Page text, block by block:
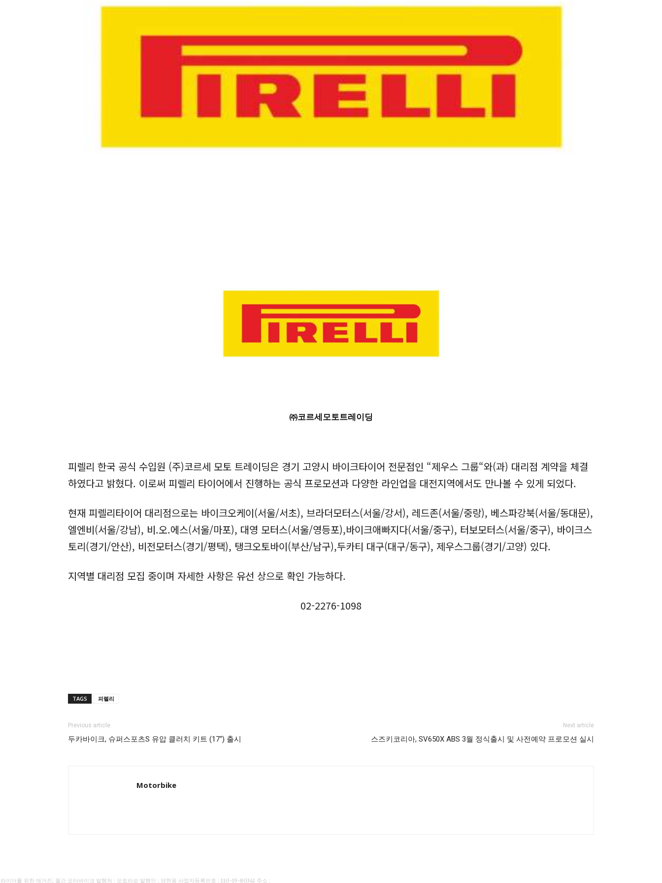
㈜코르세모토트레이딩
피렐리 한국 공식 수입원 (주)코르세 모토 트레이딩은 경기 고양시 바이크타이어 전문점인 “제우스 그룹“와(과) 대리점 계약을 체결
하였다고 밝혔다. 이로써 피렐리 타이어에서 진행하는 공식 프로모션과 다양한 라인업을 대전지역에서도 만나볼 수 있게 되었다.
현재 피렐리타이어 대리점으로는 바이크오케이(서울/서초), 브라더모터스(서울/강서), 레드존(서울/중랑), 베스파강북(서울/동대문),
엘엔비(서울/강남), 비.오.에스(서울/마포), 대영 모터스(서울/영등포),바이크애빠지다(서울/중구), 터보모터스(서울/중구), 바이크스
토리(경기/안산), 비전모터스(경기/평택), 탱크오토바이(부산/남구),두카티 대구(대구/동구), 제우스그룹(경기/고양) 있다.
지역별 대리점 모집 중이며 자세한 사항은 유선 상으로 확인 가능하다.
02-2276-1098
TAGS 피렐리
Previous article
두카바이크, 슈퍼스포츠S 유압 클러치 키트 (17“) 출시
Next article
스즈키코리아, SV650X ABS 3월 정식출시 및 사전예약 프로모션 실시
Motorbike
라이더를 위한 매거진, 월간 모터바이크 발행처 : 모토라보 발행인 : 양현용 사업자등록번호 : 110-19-80341 주소 :